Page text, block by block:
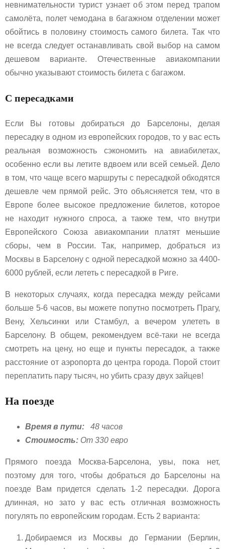
невнимательности турист узнает об этом перед трапом
самолёта, полет чемодана в багажном отделении может
обойтись в половину стоимость самого билета. Так что
не всегда следует останавливать свой выбор на самом
дешевом варианте. Отечественные авиакомпании
обычно указывают стоимость билета с багажом.
С пересадками
Если Вы готовы добираться до Барселоны, делая
пересадку в одном из европейских городов, то у вас есть
реальная возможность сэкономить на авиабилетах,
особенно если вы летите вдвоем или всей семьей. Дело
в том, что чаще всего маршруты с пересадкой обходятся
дешевле чем прямой рейс. Это объясняется тем, что в
Европе более высокое предложение билетов, которое
не находит нужного спроса, а также тем, что внутри
Европейского Союза авиакомпании платят меньшие
сборы, чем в России. Так, например, добраться из
Москвы в Барселону с одной пересадкой можно за 4400-
6000 рублей, если лететь с пересадкой в Риге.
В некоторых случаях, когда пересадка между рейсами
больше 5-6 часов, вы можете попутно посмотреть Прагу,
Вену, Хельсинки или Стамбул, а вечером улететь в
Барселону. В общем, рекомендуем всё-таки не всегда
смотреть на цену, но еще и пункты пересадок, а также
расстояние от аэропорта до центра города. Порой стоит
переплатить пару тысяч, но убить сразу двух зайцев!
На поезде
Время в пути: 48 часов
Стоимость: От 330 евро
Прямого поезда Москва-Барселона, увы, пока нет,
поэтому для того, чтобы добраться до Барселоны на
поезде Вам придется сделать 1-2 пересадки. Дорога
длинная, но зато у вас есть отличная возможность
погулять по европейским городам. Есть 2 варианта:
Добираемся из Москвы до Германии (Берлин,